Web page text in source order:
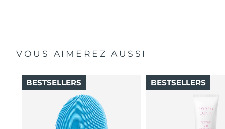
VOUS AIMEREZ AUSSI
BESTSELLERS BESTSELLERS